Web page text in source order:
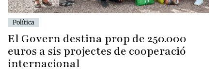
Política
El Govern destina prop de 250.000
euros a sis projectes de cooperació
internacional